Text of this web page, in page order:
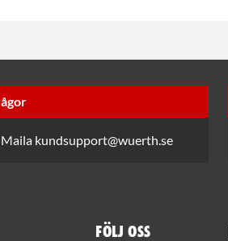
Maila kundsupport@wuerth.se
Följ oss